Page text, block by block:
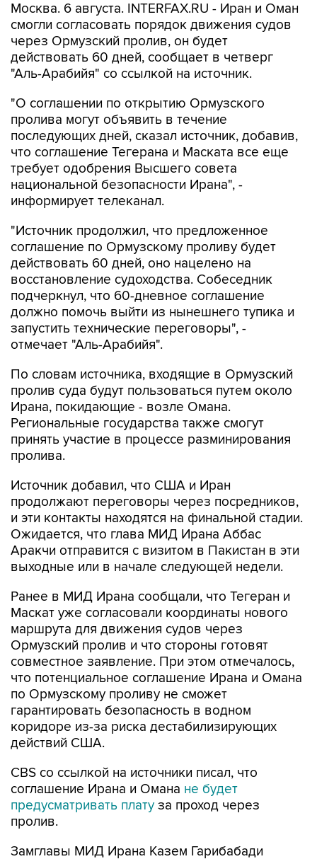
Москва. 6 августа. INTERFAX.RU - Иран и Оман
смогли согласовать порядок движения судов
через Ормузский пролив, он будет
действовать 60 дней, сообщает в четверг
"Аль-Арабийя" со ссылкой на источник.
"О соглашении по открытию Ормузского
пролива могут объявить в течение
последующих дней, сказал источник, добавив,
что соглашение Тегерана и Маската все еще
требует одобрения Высшего совета
национальной безопасности Ирана", -
информирует телеканал.
"Источник продолжил, что предложенное
соглашение по Ормузскому проливу будет
действовать 60 дней, оно нацелено на
восстановление судоходства. Собеседник
подчеркнул, что 60-дневное соглашение
должно помочь выйти из нынешнего тупика и
запустить технические переговоры", -
отмечает "Аль-Арабийя".
По словам источника, входящие в Ормузский
пролив суда будут пользоваться путем около
Ирана, покидающие - возле Омана.
Региональные государства также смогут
принять участие в процессе разминирования
пролива.
Источник добавил, что США и Иран
продолжают переговоры через посредников,
и эти контакты находятся на финальной стадии.
Ожидается, что глава МИД Ирана Аббас
Аракчи отправится с визитом в Пакистан в эти
выходные или в начале следующей недели.
Ранее в МИД Ирана сообщали, что Тегеран и
Маскат уже согласовали координаты нового
маршрута для движения судов через
Ормузский пролив и что стороны готовят
совместное заявление. При этом отмечалось,
что потенциальное соглашение Ирана и Омана
по Ормузскому проливу не сможет
гарантировать безопасность в водном
коридоре из-за риска дестабилизирующих
действий США.
CBS со ссылкой на источники писал, что
соглашение Ирана и Омана не будет
предусматривать плату за проход через
пролив.
Замглавы МИД Ирана Казем Гарибабади